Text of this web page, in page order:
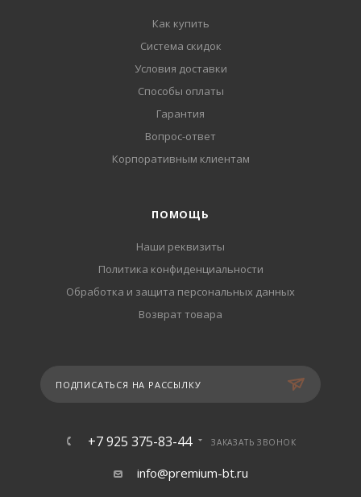
Как купить
Система скидок
Условия доставки
Способы оплаты
Гарантия
Вопрос-ответ
Корпоративным клиентам
ПОМОЩЬ
Наши реквизиты
Политика конфиденциальности
Обработка и защита персональных данных
Возврат товара
ПОДПИСАТЬСЯ НА РАССЫЛКУ
+7 925 375-83-44 ЗАКАЗАТЬ ЗВОНОК
info@premium-bt.ru